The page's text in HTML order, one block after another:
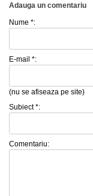
Adauga un comentariu
Nume *:
E-mail *:
(nu se afiseaza pe site)
Subiect *:
Comentariu: